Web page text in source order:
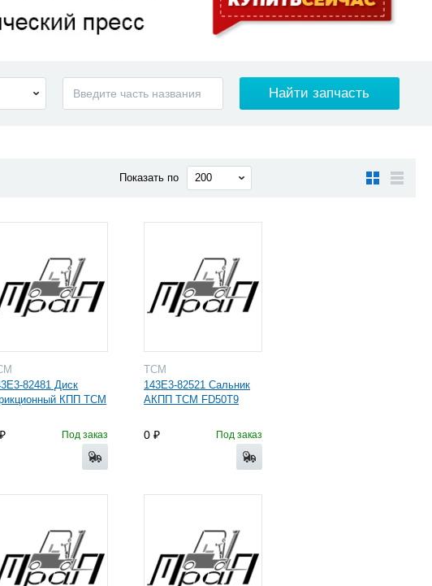
Показать по
82481 Диск
КПП TCM
Под заказ
TCM
143E3-82521 Сальник
АКПП ТСМ FD50T9
0 Под заказ